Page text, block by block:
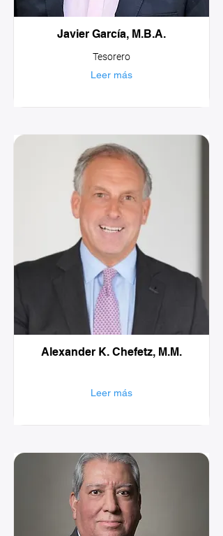
Javier García, M.B.A.
Tesorero
Leer más
Alexander K. Chefetz, M.M.
Leer más